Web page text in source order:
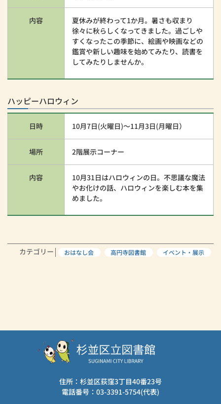
内容
夏休みが終わって1か月。暑さも収まり
徐々に秋らしくなってきました。過ごしや
すくなったこの季節に、絵画や映画などの
鑑賞や新しい趣味を始めてみたり、読書を
してみたりしませんか。
ハッピーハロウィン
日時 10月7日(火曜日)～11月3日(月曜日）
場所 2階展示コーナー
内容
10月31日はハロウィンの日。不思議な魔法
やお化けの話、ハロウィンを楽しむ本を集
めました。
カテゴリー おはなし会 高円寺図書館 イベント・展示
住所：杉並区荻窪3丁目40番23号
電話番号：03-3391-5754(代表)